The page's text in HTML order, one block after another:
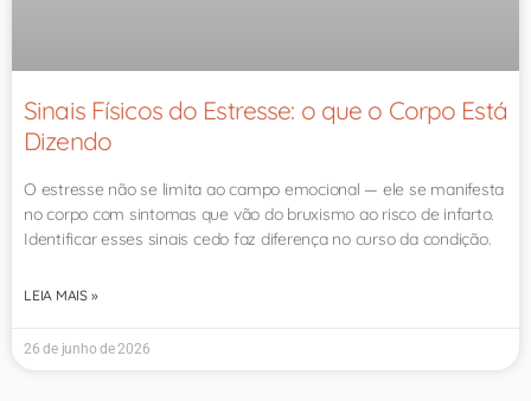
Sinais Físicos do Estresse: o que o Corpo Está
Dizendo
O estresse não se limita ao campo emocional — ele se manifesta
no corpo com sintomas que vão do bruxismo ao risco de infarto.
Identificar esses sinais cedo faz diferença no curso da condição.
LEIA MAIS »
26 de junho de 2026